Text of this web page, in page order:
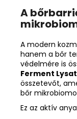
A
A modern
hanem a bőr
védelmére is
Ferment
összetevőt,
bőr
Ez az aktív